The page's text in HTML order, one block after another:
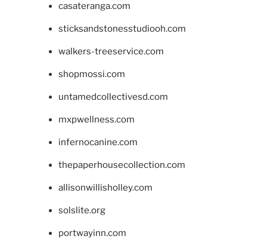
casateranga.com
sticksandstonesstudiooh.com
walkers-treeservice.com
shopmossi.com
untamedcollectivesd.com
mxpwellness.com
infernocanine.com
thepaperhousecollection.com
allisonwillisholley.com
solslite.org
portwayinn.com